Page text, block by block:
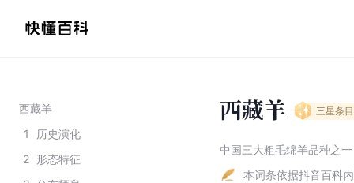
西藏羊
1
历史演化
2 形态特征
西藏羊 三星条目
中国三大粗毛绵羊品种之一
本词条依据抖音百科